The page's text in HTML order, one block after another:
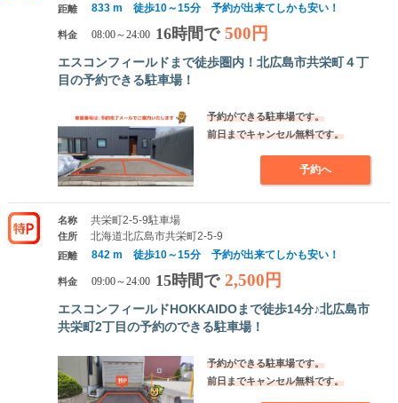
距離 833 m 徒歩10～15分 予約が出来てしかも安い！
料金 08:00～24:00 16時間で 500円
エスコンフィールドまで徒歩圏内！北広島市共栄町４丁
目の予約できる駐車場！
予約ができる駐車場です。
前日までキャンセル無料です。
予約へ
名称 共栄町2-5-9駐車場
住所 北海道北広島市共栄町2-5-9
距離 842 m 徒歩10～15分 予約が出来てしかも安い！
料金 09:00～24:00 15時間で 2,500円
エスコンフィールドHOKKAIDOまで徒歩14分♪北広島市
共栄町2丁目の予約のできる駐車場！
予約ができる駐車場です。
前日までキャンセル無料です。